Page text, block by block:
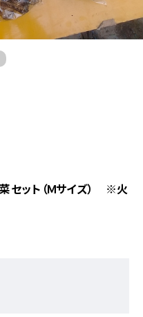
菜セット（Ｍサイズ） ※火